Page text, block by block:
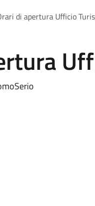
di apertura Ufficio